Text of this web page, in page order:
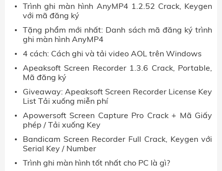
Trình ghi màn hình AnyMP4 1.2.52 Crack, Keygen
với mã đăng ký
Tặng phẩm mới nhất: Danh sách mã đăng ký trình
ghi màn hình AnyMP4
4 cách: Cách ghi và tải video AOL trên Windows
Apeaksoft Screen Recorder 1.3.6 Crack, Portable,
Mã đăng ký
Giveaway: Apeaksoft Screen Recorder License Key
List Tải xuống miễn phí
Apowersoft Screen Capture Pro Crack + Mã Giấy
phép / Tải xuống Key
Bandicam Screen Recorder Full Crack, Keygen với
Serial Key / Number
Trình ghi màn hình tốt nhất cho PC là gì?